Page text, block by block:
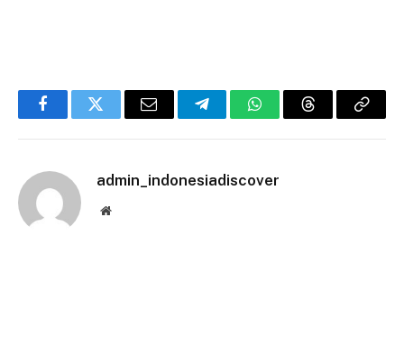
FacebookTwitter Email TelegramWhatsAppThreadsCopy
admin_indonesiadiscover
Website